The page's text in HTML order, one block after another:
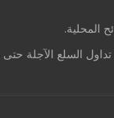
المحلية.